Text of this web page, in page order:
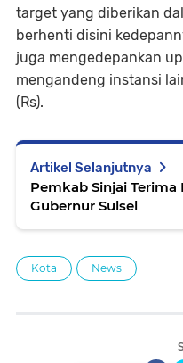
target yang diberikan
berhenti disini
juga mengedepankan
mengandeng instansi
(Rs).
Artikel Selanjutnya
Pemkab Sinjai Terima
Gubernur Sulsel
Kota News